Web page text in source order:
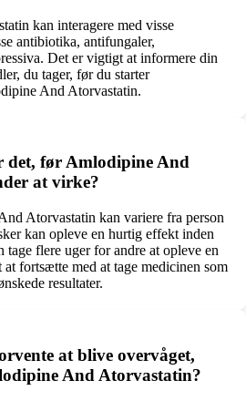
kan interagere med visse
antibiotika, antifungaler,
Det er vigtigt at informere din
du tager, før du starter
And Atorvastatin.
det, før Amlodipine And
at virke?
Atorvastatin kan variere fra person
kan opleve en hurtig effekt inden
tage flere uger for andre at opleve en
fortsætte med at tage medicinen som
resultater.
at blive overvåget,
And Atorvastatin?